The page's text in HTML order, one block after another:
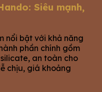
Siêu mạnh,
nổi bật với khả năng
phần chính gồm
an toàn cho
chịu, giá khoảng